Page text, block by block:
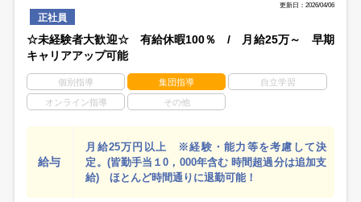
更新日：2026/04/06
正社員
☆未経験者大歓迎☆ 有給休暇100％ / 月給25万～ 早期
キャリアアップ可能
個別指導 集団指導 自立学習
オンライン指導 その他
給与
月給25万円以上 ※経験・能力等を考慮して決
定。(皆勤手当１0，000年含む 時間超過分は追加支
給) ほとんど時間通りに退勤可能！